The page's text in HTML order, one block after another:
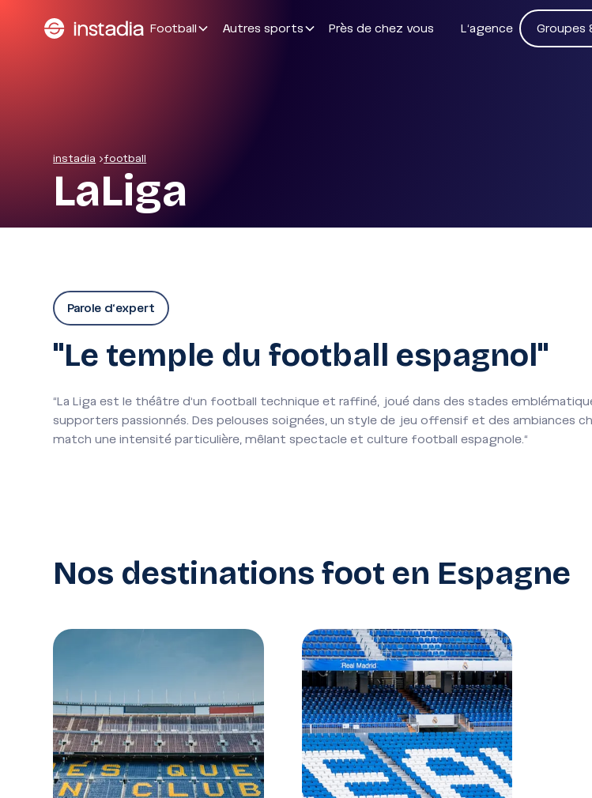
Football Autres sports Près de chez vous L'agence Groupes
instadia>football
LaLiga
Parole d'expert
"Le temple du football espagnol"
"La Liga est le théâtre d’un football technique et raffiné, joué dans des stades
supporters passionnés. Des pelouses soignées, un style de jeu offensif et des ambiances
match une intensité particulière, mêlant spectacle et culture football espagnole."
Nos destinations foot en Espagne